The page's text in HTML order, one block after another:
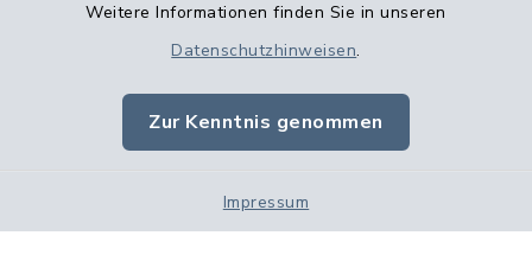
Weitere Informationen finden Sie in unseren
Datenschutzhinweisen.
Zur Kenntnis genommen
Impressum
Barrierefreiheit
Impressum
Sitemap